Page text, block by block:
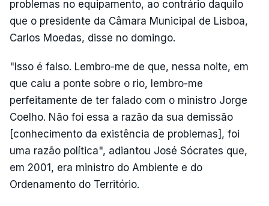
problemas no equipamento, ao contrário daquilo
que o presidente da Câmara Municipal de Lisboa,
Carlos Moedas, disse no domingo.
"Isso é falso. Lembro-me de que, nessa noite, em
que caiu a ponte sobre o rio, lembro-me
perfeitamente de ter falado com o ministro Jorge
Coelho. Não foi essa a razão da sua demissão
[conhecimento da existência de problemas], foi
uma razão política", adiantou José Sócrates que,
em 2001, era ministro do Ambiente e do
Ordenamento do Território.